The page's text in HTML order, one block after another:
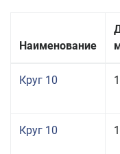
Наименование
Круг 10
Круг 10